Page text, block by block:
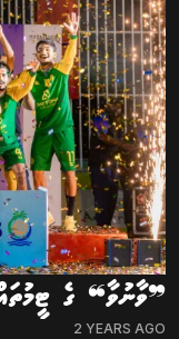
❞ވާނުވާ❝ ގެ
2 YEARS AGO